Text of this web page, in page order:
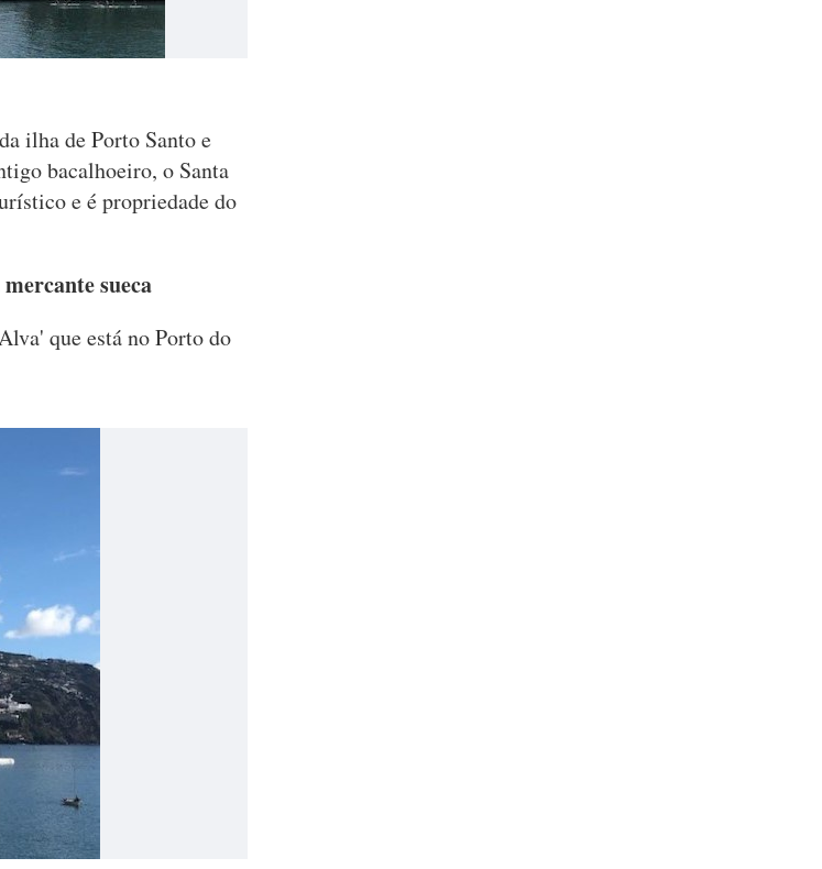
ilha de Porto Santo e
bacalhoeiro, o Santa
e é propriedade do
sueca
que está no Porto do